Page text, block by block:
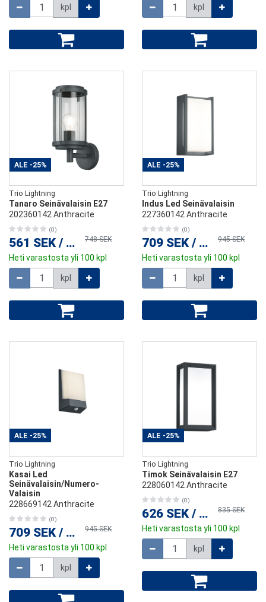
kpl kpl
ALE -25%
Trio Lightning
Tanaro Seinävalaisin E27
202360142 Anthracite
(0)
561 SEK / kpl 748 SEK
Heti varastosta yli 100 kpl
kpl
ALE -25%
Trio Lightning
Indus Led Seinävalaisin
227360142 Anthracite
(0)
709 SEK / kpl 945 SEK
Heti varastosta yli 100 kpl
kpl
ALE -25%
Trio Lightning
Kasai Led
Seinävalaisin/Numero-
Valaisin
228669142 Anthracite
(0)
709 SEK / kpl 945 SEK
Heti varastosta yli 100 kpl
kpl
ALE -25%
Trio Lightning
Timok Seinävalaisin E27
228060142 Anthracite
(0)
626 SEK / kpl 835 SEK
Heti varastosta yli 100 kpl
kpl